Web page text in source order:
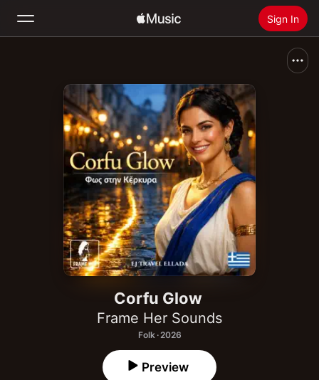
Sign In
Home
Install Apple Music
Corfu Glow
Frame Her Sounds
Folk · 2026
Preview